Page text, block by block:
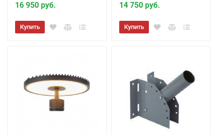
16 950 руб.
Купить
14 750 руб.
Купить